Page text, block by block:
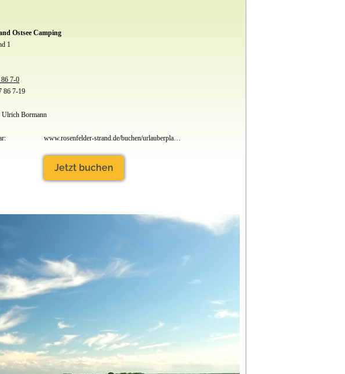
Ostsee Camping
1
7-0
86 7-19
Ulrich Bormann
www.rosenfelder-strand.de/buchen/urlauberplatz-buchen/
Jetzt buchen